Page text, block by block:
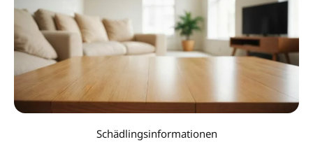
Schädlingsinformationen